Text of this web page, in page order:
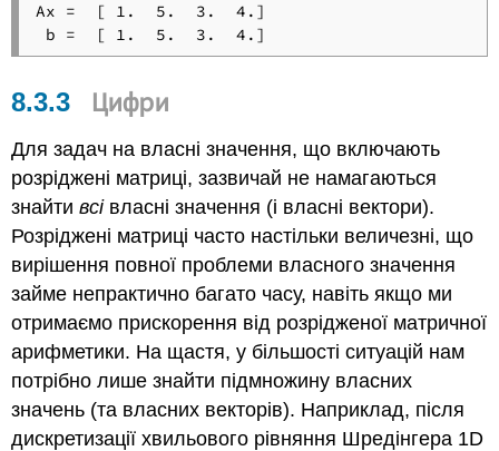
Ax =  [ 1.  5.  3.  4.]
8.3.3 Цифри
Для задач на власні значення, що включають
розріджені матриці, зазвичай не намагаються
знайтивсівласні значення (і власні вектори).
Розріджені матриці часто настільки величезні, що
вирішення повної проблеми власного значення
займе непрактично багато часу, навіть якщо ми
отримаємо прискорення від розрідженої матричної
арифметики. На щастя, у більшості ситуацій нам
потрібно лише знайти підмножину власних
значень (та власних векторів). Наприклад, після
дискретизації хвильового рівняння Шредінгера 1D